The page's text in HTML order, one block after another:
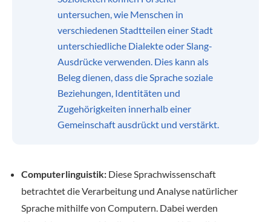
untersuchen, wie Menschen in
verschiedenen Stadtteilen einer Stadt
unterschiedliche Dialekte oder Slang-
Ausdrücke verwenden. Dies kann als
Beleg dienen, dass die Sprache soziale
Beziehungen, Identitäten und
Zugehörigkeiten innerhalb einer
Gemeinschaft ausdrückt und verstärkt.
Computerlinguistik: Diese Sprachwissenschaft
betrachtet die Verarbeitung und Analyse natürlicher
Sprache mithilfe von Computern. Dabei werden